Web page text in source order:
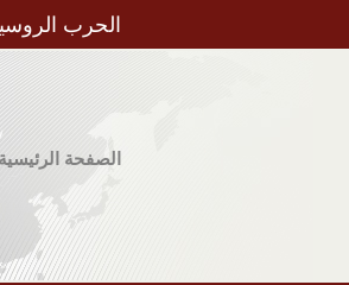
الحرب
الصفحة الرئيسية